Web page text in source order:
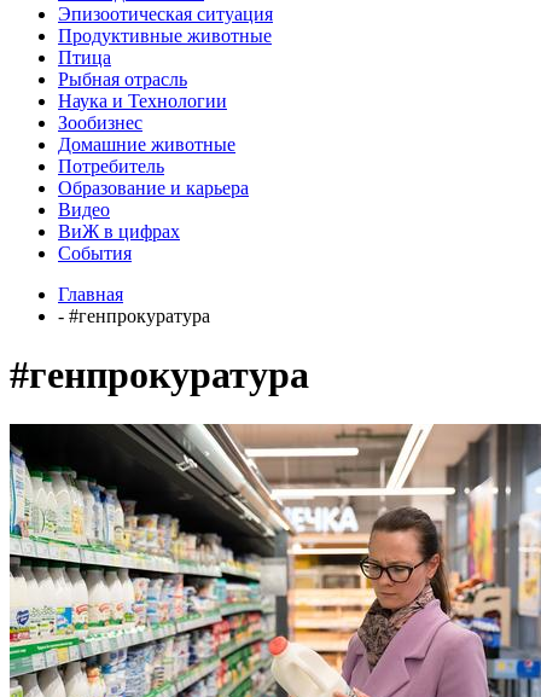
Эпизоотическая ситуация
Продуктивные животные
Птица
Рыбная отрасль
Наука и Технологии
Зообизнес
Домашние животные
Потребитель
Образование и карьера
Видео
ВиЖ в цифрах
События
Главная
- #генпрокуратура
#генпрокуратура